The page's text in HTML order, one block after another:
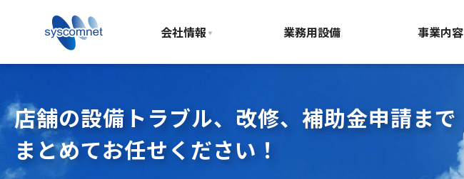
会社情報 業務用設備 事業内容
店舗の設備トラブル、改修、補助金申請まで
まとめてお任せください！